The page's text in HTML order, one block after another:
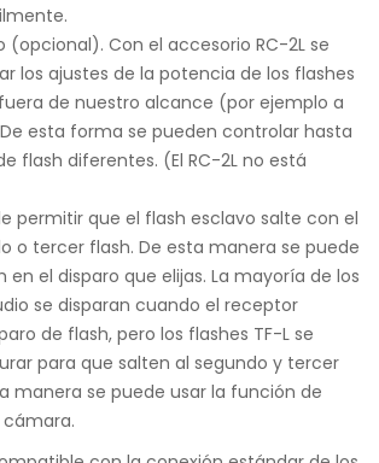
Con el accesorio RC-2L se
los ajustes de la potencia de los flashes
de nuestro alcance (por ejemplo a
esta forma se pueden controlar hasta
flash diferentes. (El RC-2L no está
permitir que el flash esclavo salte con el
o tercer flash. De esta manera se puede
en el disparo que elijas. La mayoría de los
se disparan cuando el receptor
de flash, pero los flashes TF-L se
para que salten al segundo y tercer
manera se puede usar la función de